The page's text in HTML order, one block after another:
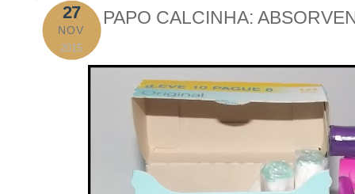
27
NOV
2015
PAPO CALCINHA: